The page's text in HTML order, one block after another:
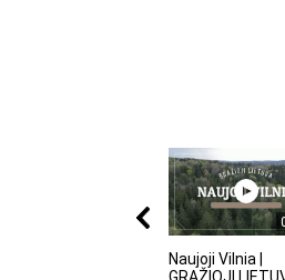
Naujoji Vilnia |